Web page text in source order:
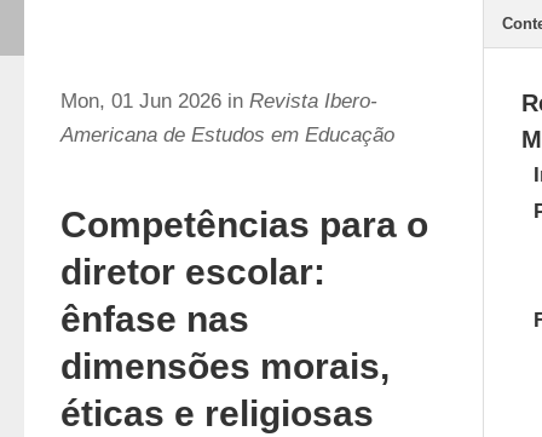
Mon, 01 Jun 2026 in Revista Ibero-
Americana de Estudos em Educação
Competências para o
diretor escolar:
ênfase nas
dimensões morais,
éticas e religiosas